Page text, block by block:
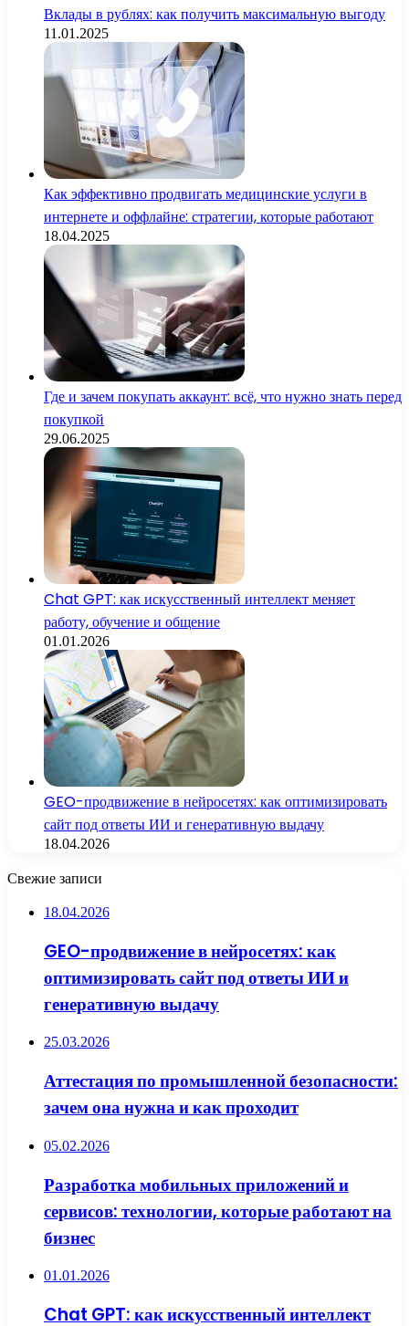
Вклады в рублях: как получить максимальную выгоду
11.01.2025
Как эффективно продвигать медицинские услуги в
интернете и оффлайне: стратегии, которые работают
18.04.2025
Где и зачем покупать аккаунт: всё, что нужно знать перед
покупкой
29.06.2025
Chat GPT: как искусственный интеллект меняет
работу, обучение и общение
01.01.2026
GEO-продвижение в нейросетях: как оптимизировать
сайт под ответы ИИ и генеративную выдачу
18.04.2026
Свежие записи
18.04.2026
GEO-продвижение в нейросетях: как
оптимизировать сайт под ответы ИИ и
генеративную выдачу
25.03.2026
Аттестация по промышленной безопасности:
зачем она нужна и как проходит
05.02.2026
Разработка мобильных приложений и
сервисов: технологии, которые работают на
бизнес
01.01.2026
Chat GPT: как искусственный интеллект